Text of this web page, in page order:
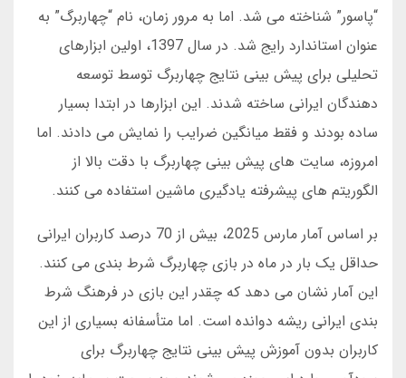
“پاسور” شناخته می شد. اما به مرور زمان، نام “چهاربرگ” به
عنوان استاندارد رایج شد. در سال 1397، اولین ابزارهای
تحلیلی برای پیش بینی نتایج چهاربرگ توسط توسعه
دهندگان ایرانی ساخته شدند. این ابزارها در ابتدا بسیار
ساده بودند و فقط میانگین ضرایب را نمایش می دادند. اما
امروزه، سایت های پیش بینی چهاربرگ با دقت بالا از
الگوریتم های پیشرفته یادگیری ماشین استفاده می کنند.
بر اساس آمار مارس 2025، بیش از 70 درصد کاربران ایرانی
حداقل یک بار در ماه در بازی چهاربرگ شرط بندی می کنند.
این آمار نشان می دهد که چقدر این بازی در فرهنگ شرط
بندی ایرانی ریشه دوانده است. اما متأسفانه بسیاری از این
کاربران بدون آموزش پیش بینی نتایج چهاربرگ برای